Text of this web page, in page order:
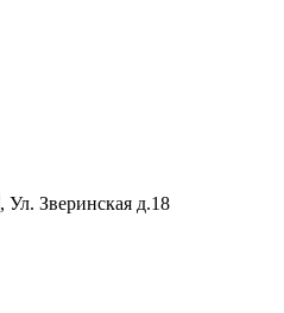
, Ул. Зверинская д.18